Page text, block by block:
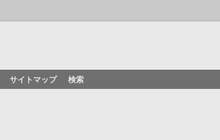
サイトマップ 検索